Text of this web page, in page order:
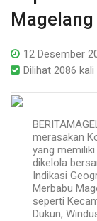
Magelang
12 Desember
Dilihat 2086 kali
merasakan
yang
dikelola
Indikasi
Merbabu
seperti
Dukun,